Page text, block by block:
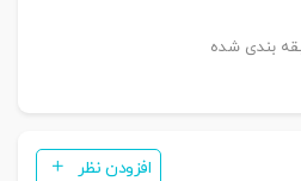
بندی شده
افزودن نظر